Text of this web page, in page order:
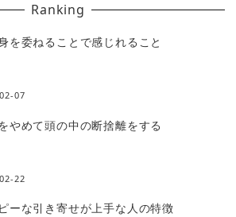
Ranking
を委ねることで感じれること
07
やめて頭の中の断捨離をする
22
ーな引き寄せが上手な人の特徴